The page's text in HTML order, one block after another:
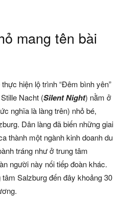
mang tên bài
hiện lộ trình “Đêm bình yên”
Nacht (Silent Night) nằm ở
nghĩa là làng trên) nhỏ bé,
Dân làng đã biến những giai
thành một ngành kinh doanh du
tráng như ở trung tâm
người này nối tiếp đoàn khác.
Salzburg đến đây khoảng 30